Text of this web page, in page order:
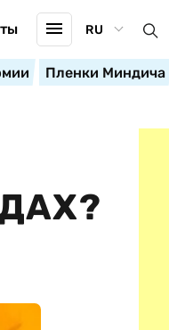
RU
Пленки Миндича